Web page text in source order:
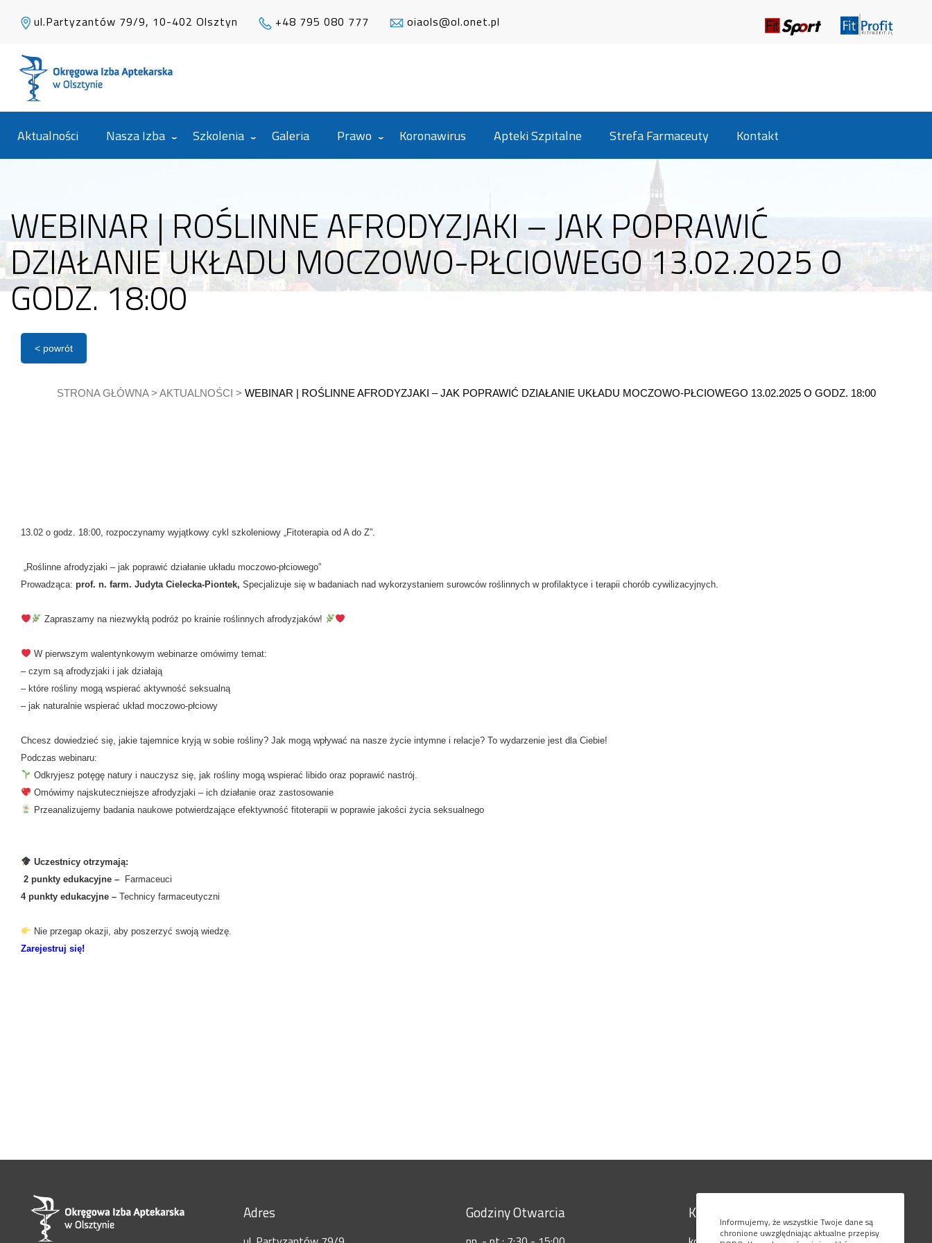
ul.Partyzantów 79/9, 10-402 Olsztyn +48 795 080 777 oiaols@ol.onet.pl
Aktualności Nasza Izba Szkolenia Galeria Prawo Koronawirus Apteki Szpitalne Strefa Farmaceuty Kontakt
WEBINAR | ROŚLINNE AFRODYZJAKI – JAK POPRAWIĆ
DZIAŁANIE UKŁADU MOCZOWO-PŁCIOWEGO 13.02.2025 O
GODZ. 18:00
< powrót
STRONA GŁÓWNA> AKTUALNOŚCI > WEBINAR | ROŚLINNE AFRODYZJAKI – JAK POPRAWIĆ DZIAŁANIE UKŁADU MOCZOWO-PŁCIOWEGO 13.02.2025 O GODZ. 18:00
13.02 o godz. 18:00, rozpoczynamy wyjątkowy cykl szkoleniowy „Fitoterapia od A do Z”.
„Roślinne afrodyzjaki – jak poprawić działanie układu moczowo-płciowego”
Prowadząca: prof. n. farm. Judyta Cielecka-Piontek, Specjalizuje się w badaniach nad wykorzystaniem surowców roślinnych w profilaktyce i terapii chorób cywilizacyjnych.
Zapraszamy na niezwykłą podróż po krainie roślinnych afrodyzjaków!
W pierwszym walentynkowym webinarze omówimy temat:
– czym są afrodyzjaki i jak działają
– które rośliny mogą wspierać aktywność seksualną
– jak naturalnie wspierać układ moczowo-płciowy
Chcesz dowiedzieć się, jakie tajemnice kryją w sobie rośliny? Jak mogą wpływać na nasze życie intymne i relacje? To wydarzenie jest dla Ciebie!
Podczas webinaru:
Odkryjesz potęgę natury i nauczysz się, jak rośliny mogą wspierać libido oraz poprawić nastrój.
Omówimy najskuteczniejsze afrodyzjaki – ich działanie oraz zastosowanie
Przeanalizujemy badania naukowe potwierdzające efektywność fitoterapii w poprawie jakości życia seksualnego
Uczestnicy otrzymają:
2 punkty edukacyjne –
Farmaceuci
4 punkty edukacyjne – Technicy farmaceutyczni
Nie przegap okazji, aby poszerzyć swoją wiedzę.
Zarejestruj się!
Adres Godziny Otwarcia KontaktInformujemy, że wszystkie Twoje dane są
chronione uwzględniając aktualne przepisy